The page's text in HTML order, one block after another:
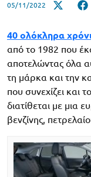
05/11/2022
40 ολόκληρα
από το 1982 που
αποτελώντας όλα
τη μάρκα και την
που συνεχίζει και
διατίθεται με μια
βενζίνης,